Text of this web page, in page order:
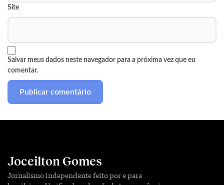
Site
Salvar meus dados neste navegador para a próxima vez que eu
comentar.
Joceilton Gomes
Jornalismo independente feito por e para